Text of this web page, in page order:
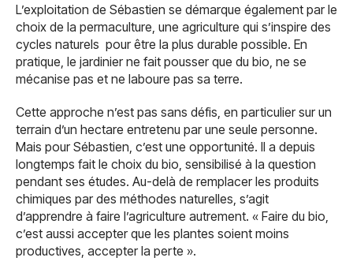
L’exploitation de Sébastien se démarque également par le
choix de la permaculture, une agriculture qui s’inspire des
cycles naturels pour être la plus durable possible. En
pratique, le jardinier ne fait pousser que du bio, ne se
mécanise pas et ne laboure pas sa terre.
Cette approche n’est pas sans défis, en particulier sur un
terrain d’un hectare entretenu par une seule personne.
Mais pour Sébastien, c’est une opportunité. Il a depuis
longtemps fait le choix du bio, sensibilisé à la question
pendant ses études. Au-delà de remplacer les produits
chimiques par des méthodes naturelles, s’agit
d’apprendre à faire l’agriculture autrement. « Faire du bio,
c’est aussi accepter que les plantes soient moins
productives, accepter la perte ».